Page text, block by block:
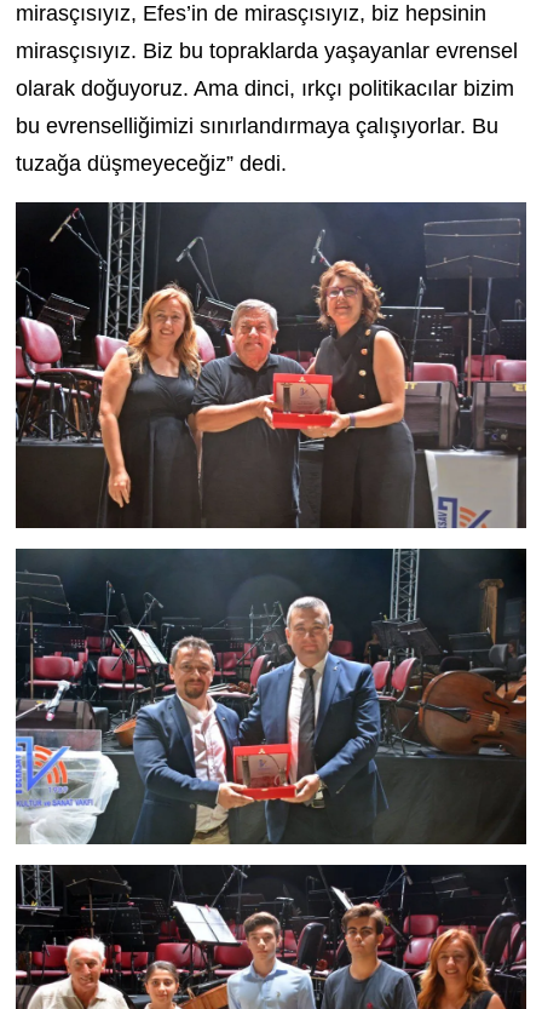
mirasçısıyız, Efes’in de mirasçısıyız, biz hepsinin
mirasçısıyız. Biz bu topraklarda yaşayanlar evrensel
olarak doğuyoruz. Ama dinci, ırkçı politikacılar bizim
bu evrenselliğimizi sınırlandırmaya çalışıyorlar. Bu
tuzağa düşmeyeceğiz” dedi.